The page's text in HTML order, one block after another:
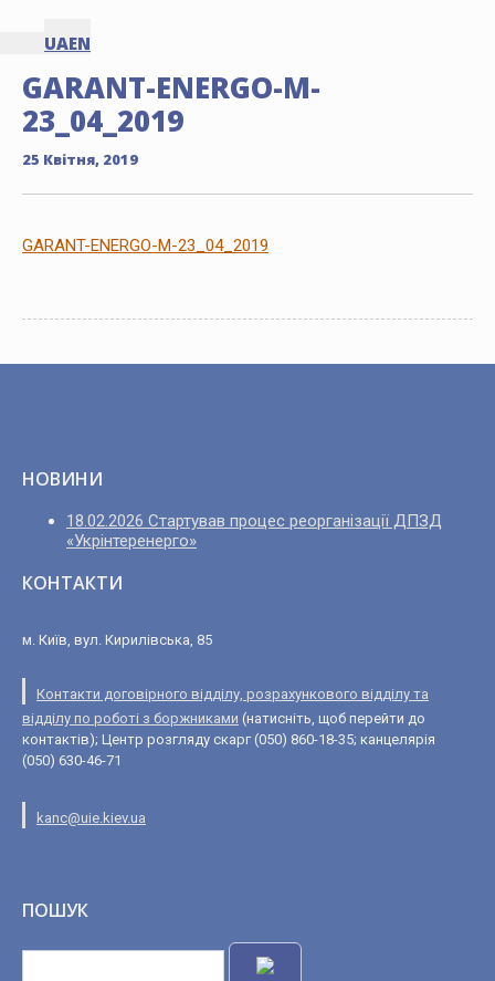
UAEN
GARANT-ENERGO-M-
23_04_2019
25 Квітня, 2019
GARANT-ENERGO-M-23_04_2019
НОВИНИ
18.02.2026 Стартував процес реорганізації ДПЗД
«Укрінтеренерго»
КОНТАКТИ
м. Київ, вул. Кирилівська, 85
Контакти договірного відділу, розрахункового відділу та
відділу по роботі з боржниками (натисніть, щоб перейти до
контактів); Центр розгляду скарг (050) 860-18-35; канцелярія
(050) 630-46-71
kanc@uie.kiev.ua
ПОШУК